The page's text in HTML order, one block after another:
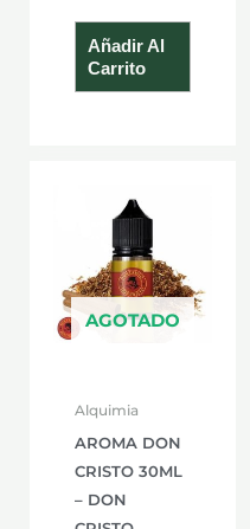
Añadir Al
Carrito
AGOTADO
Alquimia
AROMA DON
CRISTO 30ML
– DON